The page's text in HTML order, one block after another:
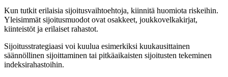
Kun tutkit erilaisia sijoitusvaihtoehtoja, kiinnitä huomiota riskeihin.
Yleisimmät sijoitusmuodot ovat osakkeet, joukkovelkakirjat,
kiinteistöt ja erilaiset rahastot.
Sijoitusstrategiaasi voi kuulua esimerkiksi kuukausittainen
säännöllinen sijoittaminen tai pitkäaikaisten sijoitusten tekeminen
indeksirahastoihin.